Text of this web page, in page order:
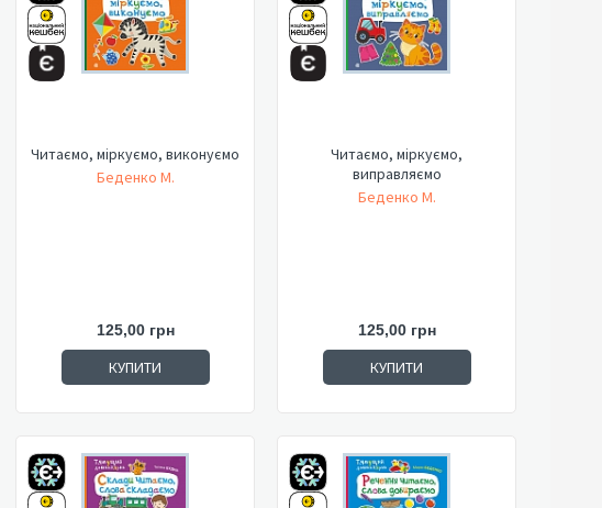
Читаємо, міркуємо, виконуємо
Беденко М.
125,00 грн
КУПИТИ
Читаємо, міркуємо,
виправляємо
Беденко М.
125,00 грн
КУПИТИ